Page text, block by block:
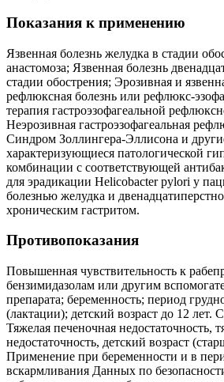
Показания к применению
Язвенная болезнь желудка в стадии
анастомоза; Язвенная болезнь
стадии обострения; Эрозивная и
рефлюксная болезнь или рефлюкс-
терапия гастроэзофагеальной
Неэрозивная гастроэзофагеальная
Синдром Золлингера-Эллисона и
характеризующиеся патологической
комбинации с соответствующей
для эрадикации Helicobacter pylori у
болезнью желудка и
хроническим гастритом.
Противопоказания
Повышенная чувствительность к
бензимидазолам или другим
препарата; беременность; период
(лактации); детский возраст до 12 лет.
Тяжелая печеночная недостаточность,
недостаточность, детский возраст
Применение при беременности и в
вскармливания Данных по